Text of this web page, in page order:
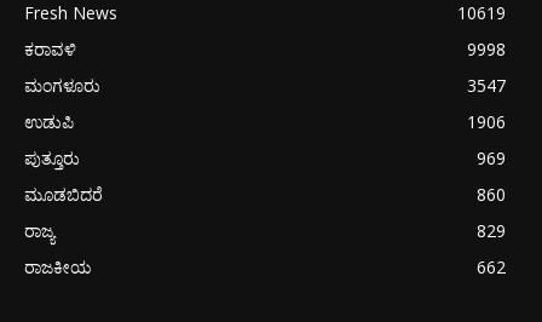
Fresh News
10619
ಕರಾವಳಿ
9998
ಮಂಗಳೂರು
3547
ಉಡುಪಿ
1906
ಪುತ್ತೂರು
969
ಮೂಡಬಿದರೆ
860
ರಾಜ್ಯ
829
ರಾಜಕೀಯ
662